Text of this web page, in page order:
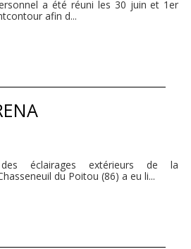
a été réuni les 30 juin et 1er
afin d...
éclairages extérieurs de la
du Poitou (86) a eu li...